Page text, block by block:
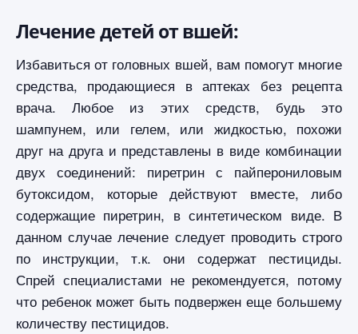
Лечение детей от вшей:
Избавиться от головных вшей, вам помогут многие
средства, продающиеся в аптеках без рецепта
врача. Любое из этих средств, будь это
шампунем, или гелем, или жидкостью, похожи
друг на друга и представлены в виде комбинации
двух соединений: пиретрин с пайперониловым
бутоксидом, которые действуют вместе, либо
содержащие пиретрин, в синтетическом виде. В
данном случае лечение следует проводить строго
по инструкции, т.к. они содержат пестициды.
Спрей специалистами не рекомендуется, потому
что ребенок может быть подвержен еще большему
количеству пестицидов.